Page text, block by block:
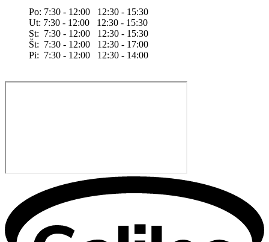
Po: 7:30 - 12:00 12:30 - 15:30
Ut: 7:30 - 12:00 12:30 - 15:30
St: 7:30 - 12:00 12:30 - 15:30
Št: 7:30 - 12:00 12:30 - 17:00
Pi: 7:30 - 12:00 12:30 - 14:00